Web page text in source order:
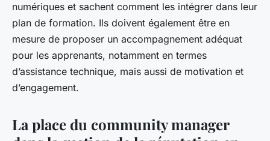
numériques et sachent comment les intégrer dans leur
plan de formation. Ils doivent également être en
mesure de proposer un accompagnement adéquat
pour les apprenants, notamment en termes
d’assistance technique, mais aussi de motivation et
d’engagement.
La place du community manager